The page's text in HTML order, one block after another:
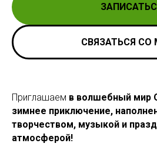
СВЯЗАТЬСЯ СО
Приглашаем в волшебный мир
зимнее приключение,
творчеством, музыкой и
атмосферой!